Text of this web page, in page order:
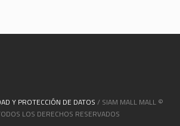
Y PROTECCIÓN DE DATOS / SIAM MALL MALL ©
LOS DERECHOS RESERVADOS